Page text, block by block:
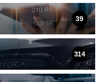
39
314